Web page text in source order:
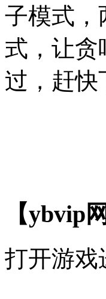
子模式，
式，让贪
过，赶快
【ybvip
打开游